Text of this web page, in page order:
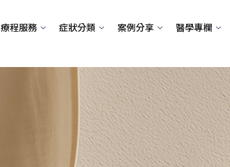
療程服務 症狀分類 案例分享 醫學專欄